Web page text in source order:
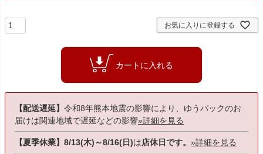
お気に入りに登録する
カートに入れる
【配送遅延】 令和8年熊本地震の影響により、ゆうパックのお
届けは関連地域で遅延などの影響»詳細を見る
【夏季休業】8/13(木)～8/16(日)は店休日です。 »詳細を見る